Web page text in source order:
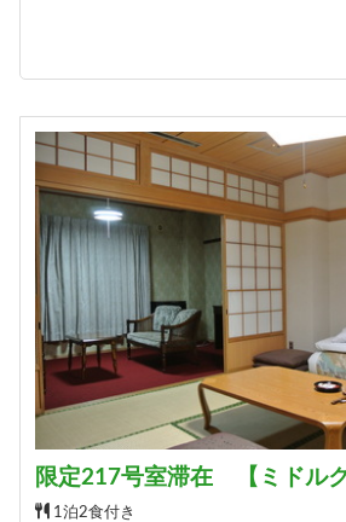
限定217号室滞在 【ミドルク
1泊2食付き